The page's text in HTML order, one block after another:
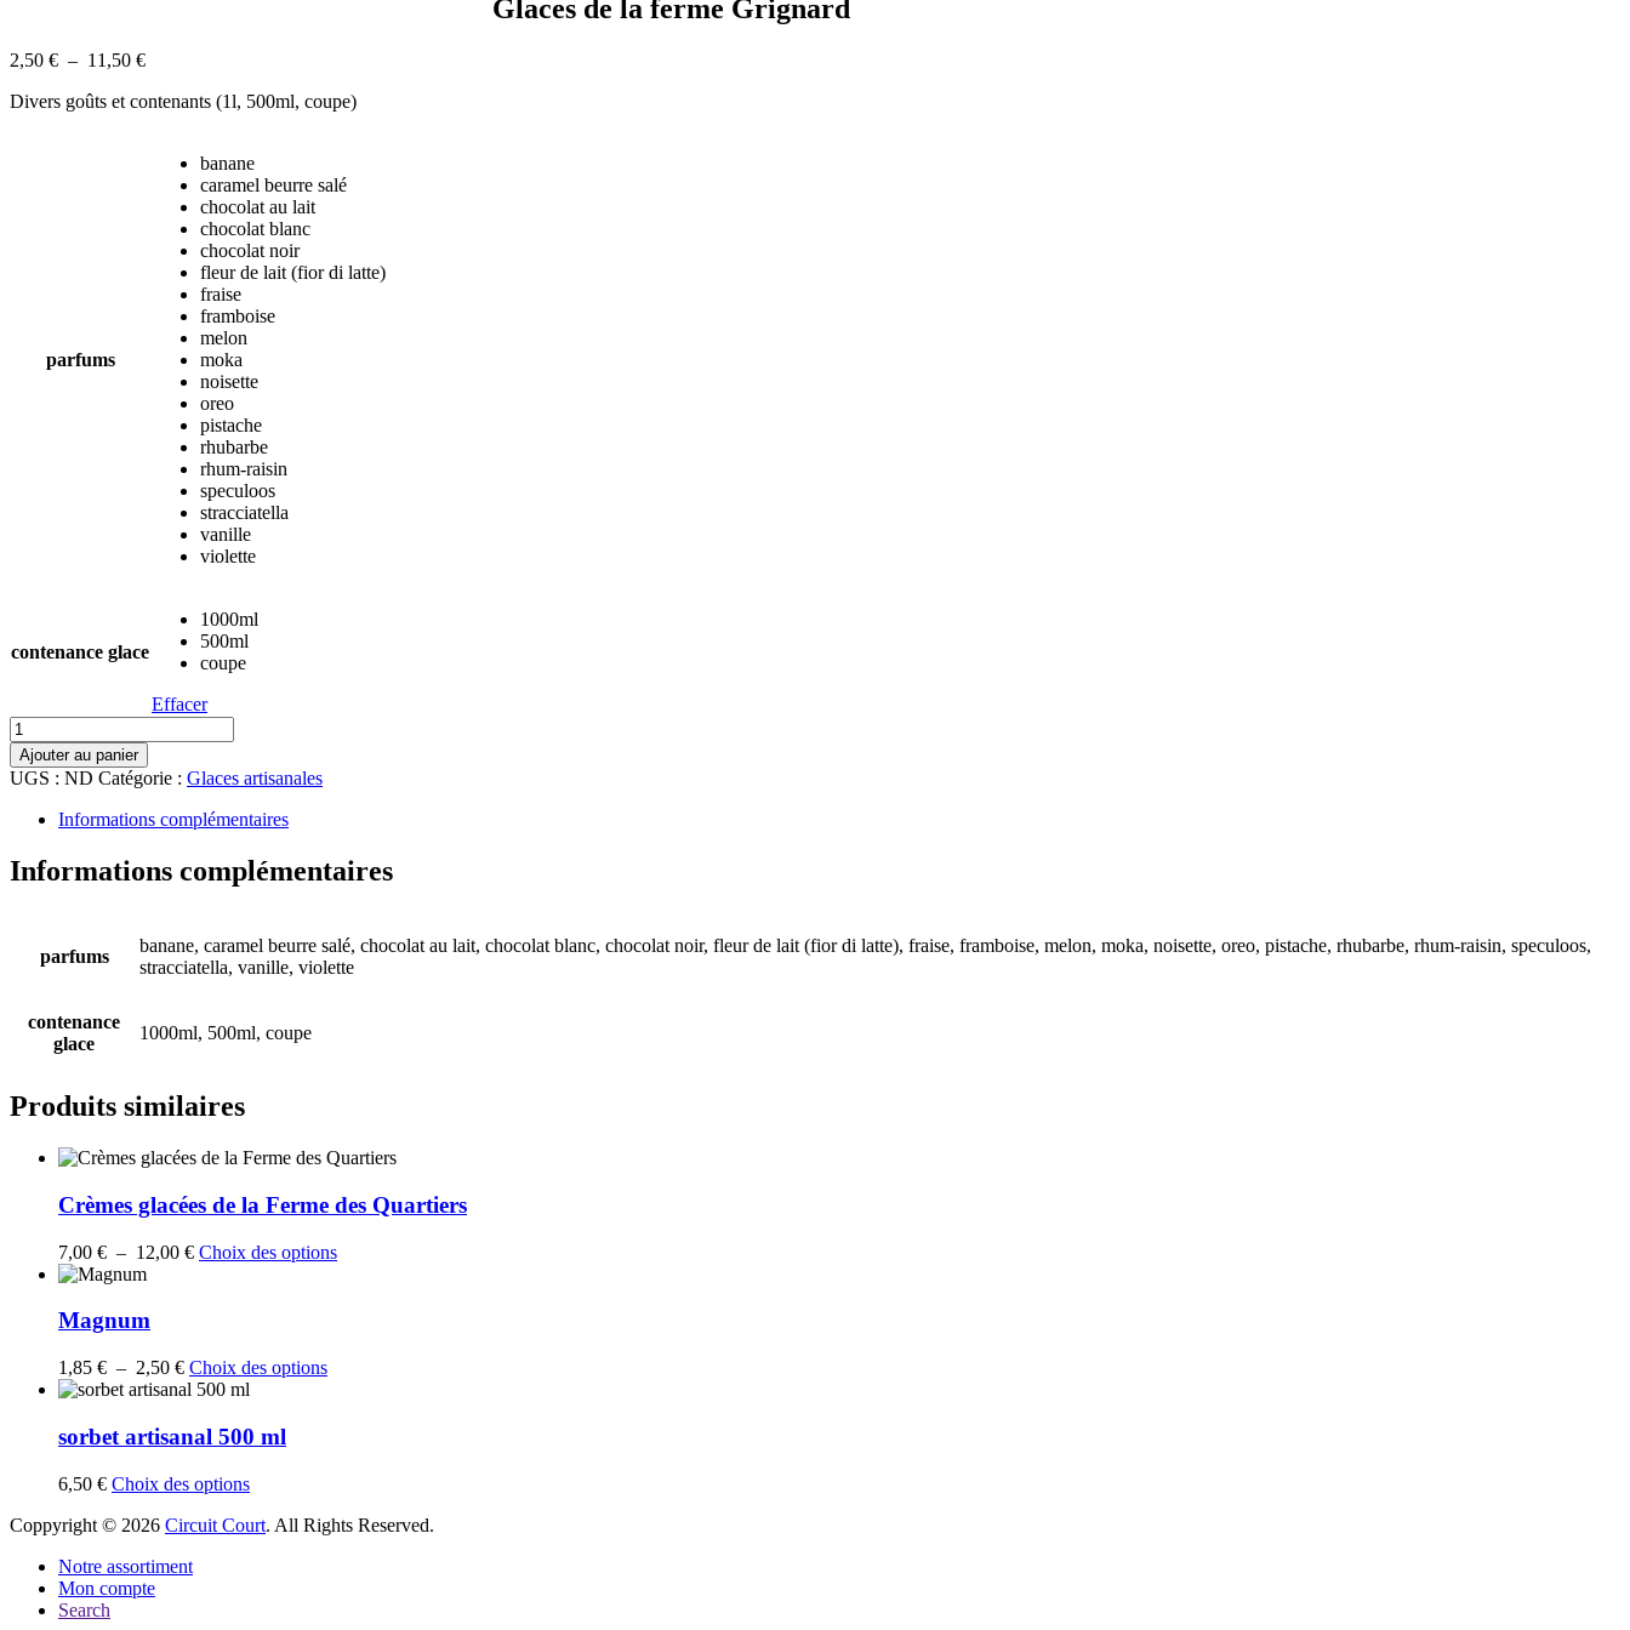
Glaces de la ferme Grignard
2,50 € – 11,50 €Plage
prix :
11,50 €
Divers goûts et contenants (1l, 500ml, coupe)
parfums
banane
caramel beurre salé
chocolat au lait
chocolat blanc
chocolat noir
fleur de lait (fior di latte)
fraise
framboise
melon
moka
noisette
oreo
pistache
rhubarbe
rhum-raisin
speculoos
stracciatella
vanille
violette
contenance glace
1000ml
500ml
coupe
Effacer
quantité
de
Glaces
de
Grignard
Ajouter au panier
UGS : ND Catégorie : Glaces artisanales
Informations complémentaires
Informations complémentaires
parfums
banane, caramel beurre salé, chocolat au lait, chocolat blanc, chocolat noir, fleur de lait (fior di latte), fraise, framboise, melon, moka, noisette, oreo, pistache, rhubarbe, rhum-raisin, speculoos,
stracciatella, vanille, violette
contenance
glace
1000ml, 500ml, coupe
Produits similaires
Crèmes glacées de la Ferme des Quartiers
7,00 € – 12,00 €Plage
12,00 €
Choix des optionsCe
du
Magnum
1,85 € – 2,50 €Plage
de
1,85 €
à
2,50 €
Choix des optionsCe
peuvent
être
sorbet artisanal 500 ml
6,50 € Choix des optionsCe
a
Coppyright © 2026 Circuit Court. All Rights Reserved.
Notre assortiment
Mon compte
Search